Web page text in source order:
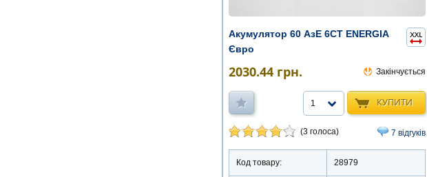
Акумулятор 60 АзЕ 6СТ ENERGIA
Євро
2030.44 грн. Закінчується
КУПИТИ
1
(3 голоса) 7 відгуків
Код товару: 28979